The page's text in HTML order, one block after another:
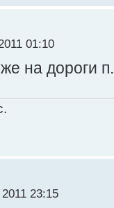
01:10
на дороги
23:15